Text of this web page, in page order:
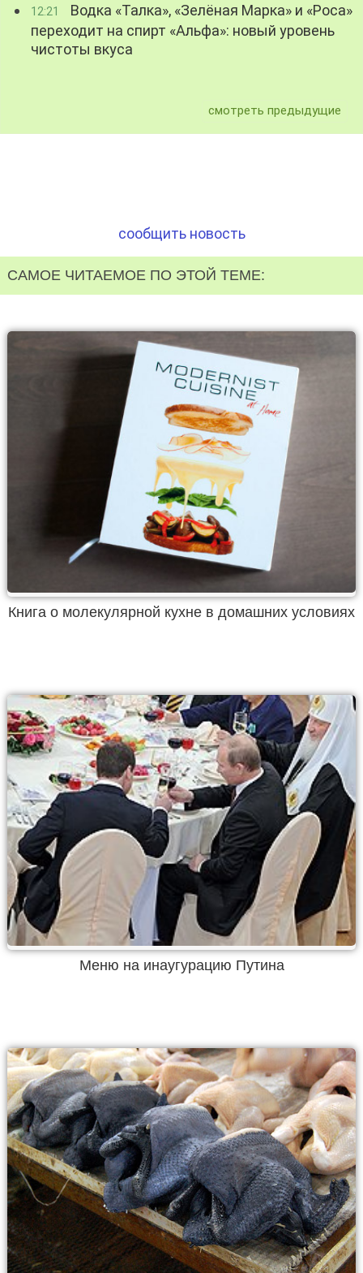
12:21
Водка «Талка», «Зелёная Марка» и «Роса»
переходит на спирт «Альфа»: новый уровень
чистоты вкуса
смотреть предыдущие
сообщить новость
САМОЕ ЧИТАЕМОЕ ПО ЭТОЙ ТЕМЕ:
Книга о молекулярной кухне в домашних условиях
Меню на инаугурацию Путина